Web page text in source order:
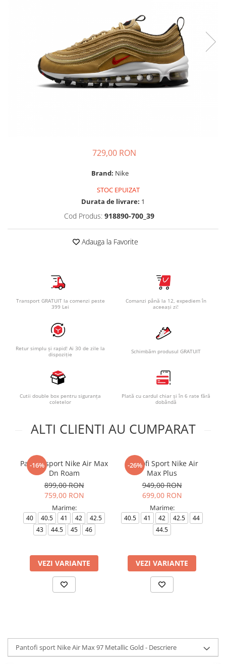
Geci si veste copii
Pantaloni scurti Copii
Accesorii
Ingrijire incaltaminte
729,00 RON
Brand: Nike
STOC EPUIZAT
Durata de livrare: 1
Cod Produs: 918890-700_39
Adauga la Favorite
Transport GRATUIT la comenzi peste
399 Lei
Comanzi până la 12, expediem în
aceeași zi!
Retur simplu și rapid! Ai 30 de zile la
dispoziție
Schimbăm produsul GRATUIT
Cutii double box pentru siguranța
coletelor
Plată cu cardul chiar și în 6 rate fără
dobândă
ALTI CLIENTI AU CUMPARAT
-16%
Pantofi sport Nike Air Max
Dn Roam
899,00 RON
759,00 RON
Marime:
40 40.5 41 42
42.5
43
44.5 45 46
VEZI VARIANTE
-26%
Pantofi Sport Nike Air
Max Plus
949,00 RON
699,00 RON
Marime:
40.5 41 42 42.5
44
44.5
VEZI VARIANTE
Pantofi sport Nike Air Max 97 Metallic Gold - Descriere